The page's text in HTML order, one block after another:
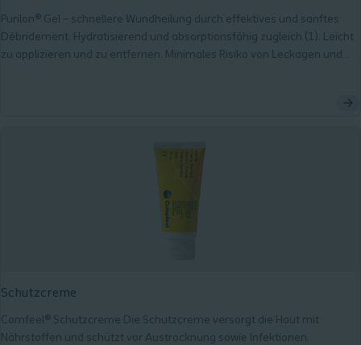
Purilon® Gel – schnellere Wundheilung durch effektives und sanftes
Débridement. Hydratisierend und absorptionsfähig zugleich (1). Leicht
zu applizieren und zu entfernen. Minimales Risiko von Leckagen und
Schutzcreme
Comfeel® Schutzcreme Die Schutzcreme versorgt die Haut mit
Nährstoffen und schützt vor Austrocknung sowie Infektionen.